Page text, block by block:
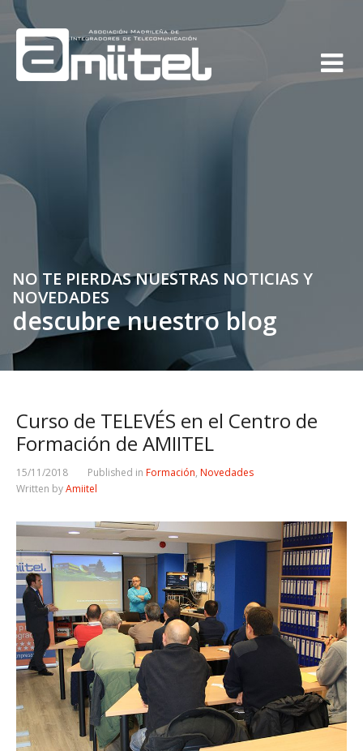
NO TE PIERDAS NUESTRAS NOTICIAS Y
NOVEDADES
descubre nuestro blog
Curso de TELEVÉS en el Centro de
Formación de AMIITEL
15/11/2018 Published in Formación, Novedades
Written byAmiitel